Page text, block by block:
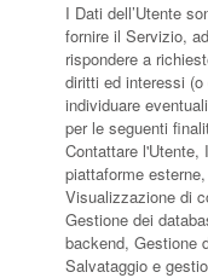
I Dati dell’Utente
fornire il Servizio,
rispondere a
diritti ed interessi
individuare
per le seguenti
Contattare l'Utente,
piattaforme
Visualizzazione di
Gestione dei
backend, Gestione
Salvataggio e